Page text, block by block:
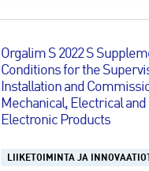
Orgalim S 2022 S
Conditions for the
Installation and
Mechanical, Electrical and
Electronic Products
LIIKETOIMINTA JA INNOVAATIOT